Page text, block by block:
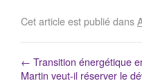
Cet article est publié dans
← Transition énergétique
Martin veut-il réserver le